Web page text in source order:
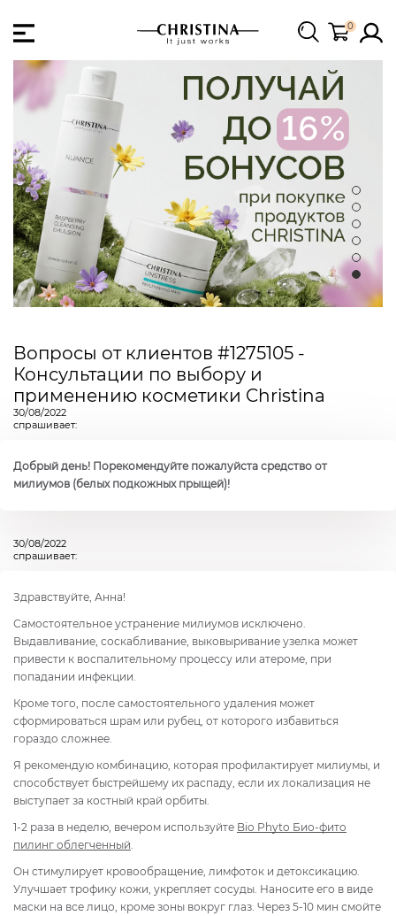
0
Вопросы от клиентов #1275105 -
Консультации по выбору и
применению косметики Christina
30/08/2022
спрашивает:
Добрый день! Порекомендуйте пожалуйста средство от
милиумов (белых подкожных прыщей)!
30/08/2022
спрашивает:
Здравствуйте, Анна!
Самостоятельное устранение милиумов исключено.
Выдавливание, соскабливание, выковыривание узелка может
привести к воспалительному процессу или атероме, при
попадании инфекции.
Кроме того, после самостоятельного удаления может
сформироваться шрам или рубец, от которого избавиться
гораздо сложнее.
Я рекомендую комбинацию, которая профилактирует милиумы, и
способствует быстрейшему их распаду, если их локализация не
выступает за костный край орбиты.
1-2 раза в неделю, вечером используйте Bio Phyto Био-фито
пилинг облегченный
Он стимулирует кровообращение, лимфоток и детоксикацию.
Улучшает трофику кожи, укрепляет сосуды. Наносите его в виде
маски на все лицо, кроме зоны вокруг глаз. Через 5-10 мин смойте